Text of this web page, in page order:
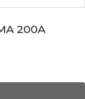
200A